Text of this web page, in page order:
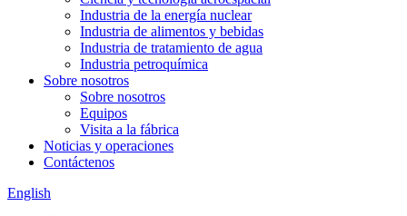
Industria de la energía nuclear
Industria de alimentos y bebidas
Industria de tratamiento de agua
Industria petroquímica
Sobre nosotros
Sobre nosotros
Equipos
Visita a la fábrica
Noticias y operaciones
Contáctenos
English